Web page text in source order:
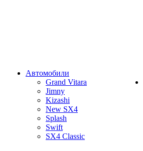
Автомобили
Grand Vitara
Jimny
Kizashi
New SX4
Splash
Swift
SX4 Classic